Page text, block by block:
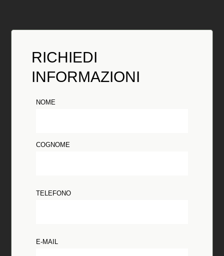
RICHIEDI
INFORMAZIONI
NOME
COGNOME
TELEFONO
E-MAIL